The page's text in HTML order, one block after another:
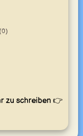
(0)
zu schreiben 👉